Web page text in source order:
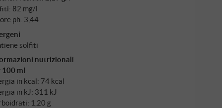
sui lieviti fini. Tappo a vite – una scelta
82 mg/l
ph: 3,44
solfiti
nutrizionali
100 ml
in kcal: 74 kcal
in kJ: 311 kJ
1,20 g